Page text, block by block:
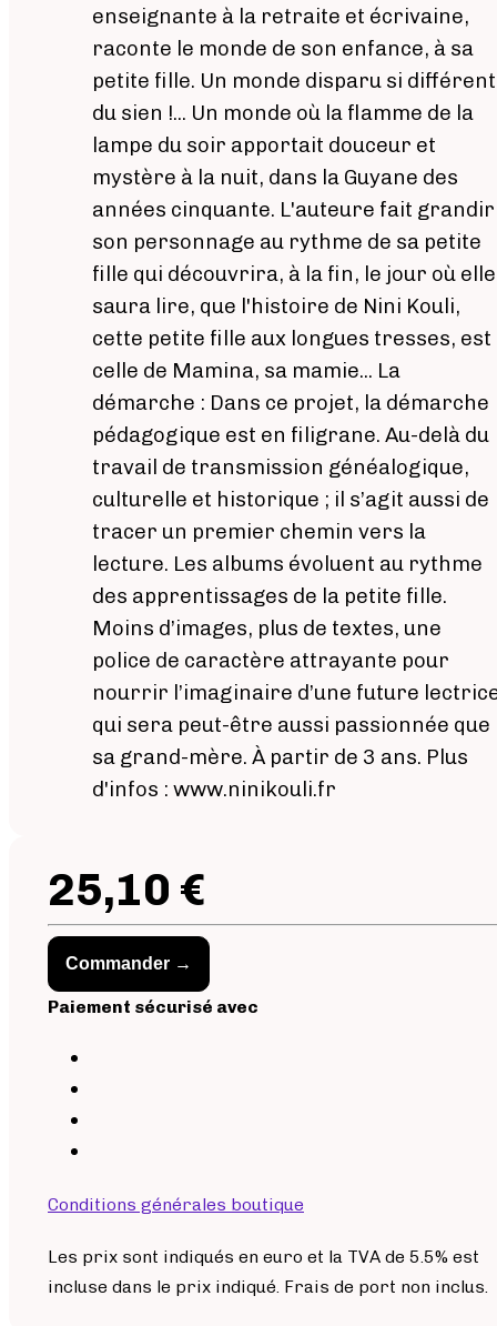
enseignante à la retraite et écrivaine,
raconte le monde de son enfance, à sa
petite fille. Un monde disparu si différent
du sien !... Un monde où la flamme de la
lampe du soir apportait douceur et
mystère à la nuit, dans la Guyane des
années cinquante. L'auteure fait grandir
son personnage au rythme de sa petite
fille qui découvrira, à la fin, le jour où elle
saura lire, que l'histoire de Nini Kouli,
cette petite fille aux longues tresses, est
celle de Mamina, sa mamie... La
démarche : Dans ce projet, la démarche
pédagogique est en filigrane. Au-delà du
travail de transmission généalogique,
culturelle et historique ; il s’agit aussi de
tracer un premier chemin vers la
lecture. Les albums évoluent au rythme
des apprentissages de la petite fille.
Moins d’images, plus de textes, une
police de caractère attrayante pour
nourrir l’imaginaire d’une future
qui sera peut-être aussi passionnée que
sa grand-mère. À partir de 3 ans. Plus
d'infos : www.ninikouli.fr
25,10 €
Commander →
Paiement sécurisé avec
Conditions générales boutique
Les prix sont indiqués en euro et la TVA de 5.5% est
incluse dans le prix indiqué. Frais de port non inclus.